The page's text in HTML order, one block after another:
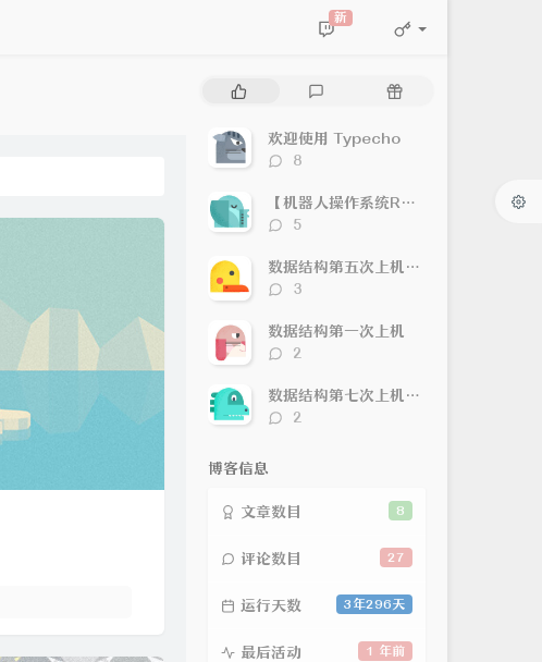
新
评
随
欢迎使用 Typecho
评
数：
8
【机器人操作系统ROS】软件安装及demo运行
评
数：
5
数据结构第五次上机（DFS/BFS/Dijkstra/Floyd）
评
数：
3
数据结构第一次上机
评
数：
2
数据结构第七次上机（各种排序）
评
2
博客信息
8
文章数目
27
评论数目
3年296天
运行天数
1 年前
最后活动